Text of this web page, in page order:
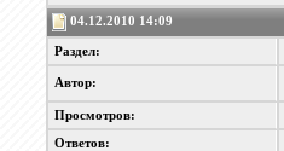
04.12.2010 14:09
Раздел:
Автор:
Просмотров:
Ответов: